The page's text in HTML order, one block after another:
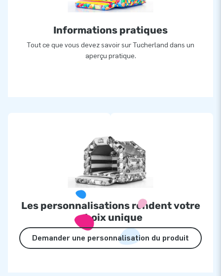
Informations pratiques
Tout ce que vous devez savoir sur Tucherland dans un
aperçu pratique.
Les personnalisations rendent votre
choix unique
Demander une personnalisation du produit